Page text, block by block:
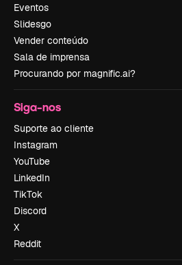
Eventos
Slidesgo
Vender conteúdo
Sala de imprensa
Procurando por magnific.ai?
Siga-nos
Suporte ao cliente
Instagram
YouTube
LinkedIn
TikTok
Discord
X
Reddit